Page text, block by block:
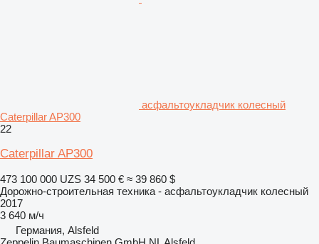
асфальтоукладчик колесный
Caterpillar AP300
22
Caterpillar AP300
473 100 000 UZS 34 500 € ≈ 39 860 $
Дорожно-строительная техника - асфальтоукладчик колесный
2017
3 640 м/ч
Германия, Alsfeld